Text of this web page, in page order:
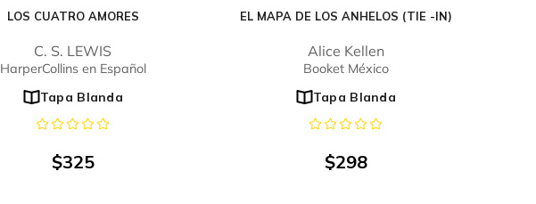
LOS CUATRO AMORES
C. S. LEWIS
HarperCollins en Español
Tapa Blanda
$325
EL MAPA DE LOS ANHELOS (TIE -IN)
Alice Kellen
Booket México
Tapa Blanda
$298